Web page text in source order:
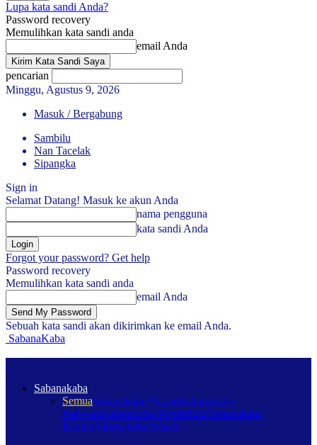
Lupa kata sandi Anda?
Password recovery
Memulihkan kata sandi anda
email Anda
pencarian
Minggu, Agustus 9, 2026
Masuk / Bergabung
Sambilu
Nan Tacelak
Sipangka
Sign in
Selamat Datang! Masuk ke akun Anda
nama pengguna
kata sandi Anda
Forgot your password? Get help
Password recovery
Memulihkan kata sandi anda
email Anda
Sebuah kata sandi akan dikirimkan ke email Anda.
SabanaKaba
Sabanakaba
SemuaSabanakaba NagariSabanakaba
PariwaraSabanakaba PendidikanSabanakaba
RantauSabanakaba Wisata